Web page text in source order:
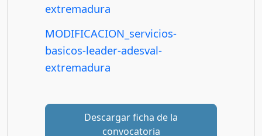
extremadura
MODIFICACION_servicios-
basicos-leader-adesval-
extremadura
Descargar ficha de la
convocatoria